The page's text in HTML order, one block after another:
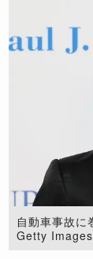
自動車事故
Getty Images